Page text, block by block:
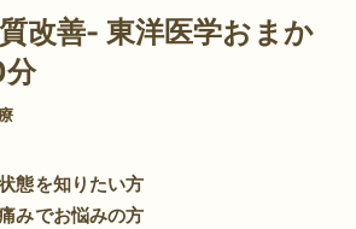
改善- 東洋医学おまか
態を知りたい方
みでお悩みの方